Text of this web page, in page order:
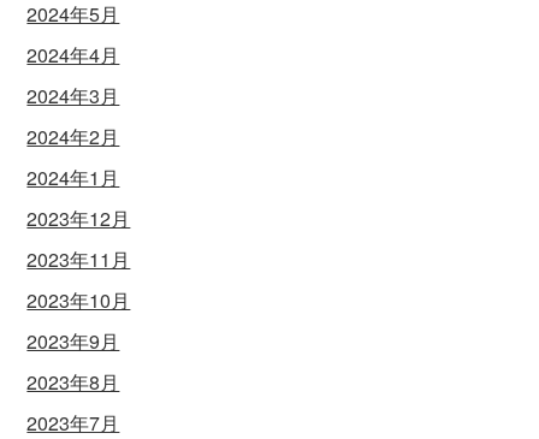
2024年5月
2024年4月
2024年3月
2024年2月
2024年1月
2023年12月
2023年11月
2023年10月
2023年9月
2023年8月
2023年7月